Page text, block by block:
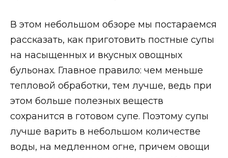
В этом небольшом обзоре мы постараемся
рассказать, как приготовить постные супы
на насыщенных и вкусных овощных
бульонах. Главное правило: чем меньше
тепловой обработки, тем лучше, ведь при
этом больше полезных веществ
сохранится в готовом супе. Поэтому супы
лучше варить в небольшом количестве
воды, на медленном огне, причем овощи